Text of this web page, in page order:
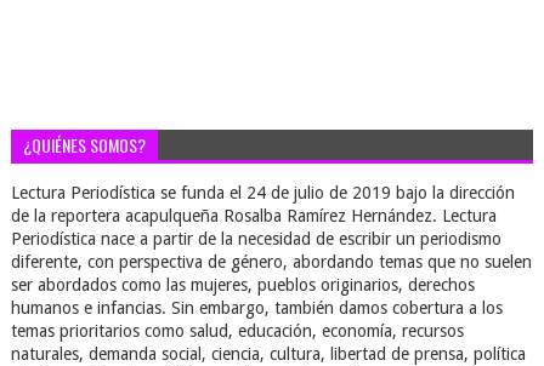
¿QUIÉNES SOMOS?
Lectura Periodística se funda el 24 de julio de 2019 bajo la dirección
de la reportera acapulqueña Rosalba Ramírez Hernández. Lectura
Periodística nace a partir de la necesidad de escribir un periodismo
diferente, con perspectiva de género, abordando temas que no suelen
ser abordados como las mujeres, pueblos originarios, derechos
humanos e infancias. Sin embargo, también damos cobertura a los
temas prioritarios como salud, educación, economía, recursos
naturales, demanda social, ciencia, cultura, libertad de prensa, política